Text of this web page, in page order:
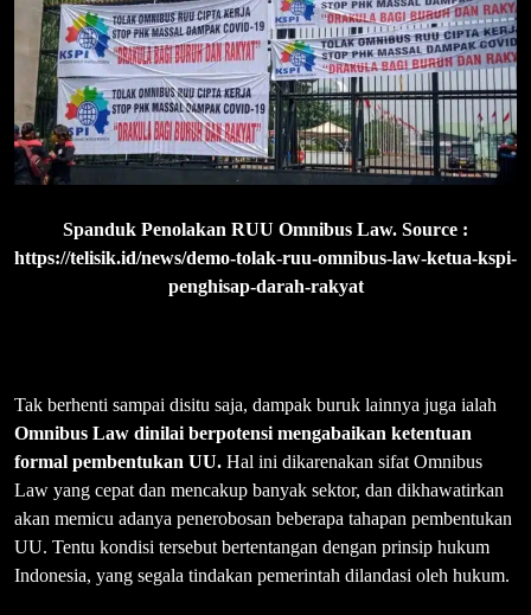
Spanduk Penolakan RUU Omnibus Law. Source :
https://telisik.id/news/demo-tolak-ruu-omnibus-law-ketua-kspi-
penghisap-darah-rakyat
Tak berhenti sampai disitu saja, dampak buruk lainnya juga ialah
Omnibus Law dinilai berpotensi mengabaikan ketentuan
formal pembentukan UU. Hal ini dikarenakan sifat Omnibus
Law yang cepat dan mencakup banyak sektor, dan dikhawatirkan
akan memicu adanya penerobosan beberapa tahapan pembentukan
UU. Tentu kondisi tersebut bertentangan dengan prinsip hukum
Indonesia, yang segala tindakan pemerintah dilandasi oleh hukum.